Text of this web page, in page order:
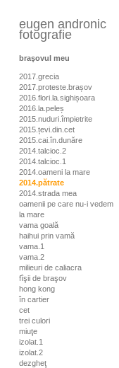
eugen andronic
fotografie
braşovul meu
2017.grecia
2017.proteste.brașov
2016.flori.la.sighișoara
2016.la.peleș
2015.nuduri.împietrite
2015.țevi.din.cet
2015.cai.în.dunăre
2014.talcioc.2
2014.talcioc.1
2014.oameni la mare
2014.pătrate
2014.strada mea
oamenii pe care nu-i vedem
la mare
vama goală
haihui prin vamă
vama.1
vama.2
milieuri de caliacra
fîşii de braşov
hong kong
în cartier
cet
trei culori
miuţe
izolat.1
izolat.2
dezgheţ